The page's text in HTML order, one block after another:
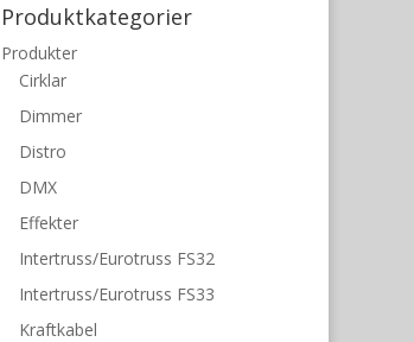
Produktkategorier
Produkter
Cirklar
Dimmer
Distro
DMX
Effekter
Intertruss/Eurotruss FS32
Intertruss/Eurotruss FS33
Kraftkabel